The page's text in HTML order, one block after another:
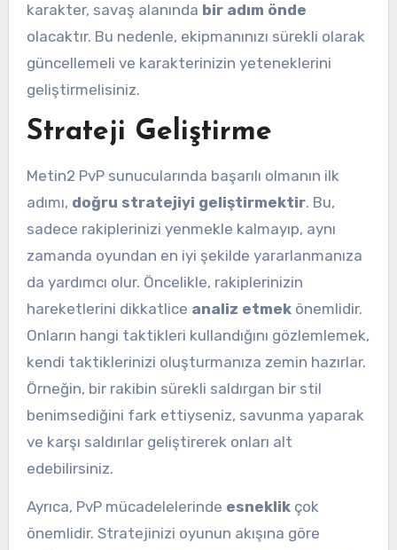
karakter, savaş alanında bir adım önde
olacaktır. Bu nedenle, ekipmanınızı sürekli olarak
güncellemeli ve karakterinizin yeteneklerini
geliştirmelisiniz.
Strateji Geliştirme
Metin2 PvP sunucularında başarılı olmanın ilk
adımı, doğru stratejiyi geliştirmektir. Bu,
sadece rakiplerinizi yenmekle kalmayıp, aynı
zamanda oyundan en iyi şekilde yararlanmanıza
da yardımcı olur. Öncelikle, rakiplerinizin
hareketlerini dikkatlice analiz etmekönemlidir.
Onların hangi taktikleri kullandığını gözlemlemek,
kendi taktiklerinizi oluşturmanıza zemin hazırlar.
Örneğin, bir rakibin sürekli saldırgan bir stil
benimsediğini fark ettiyseniz, savunma yaparak
ve karşı saldırılar geliştirerek onları alt
edebilirsiniz.
Ayrıca, PvP mücadelelerinde esneklikçok
önemlidir. Stratejinizi oyunun akışına göre